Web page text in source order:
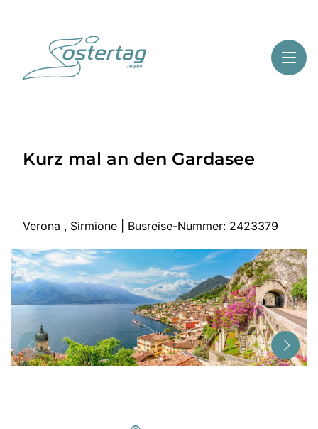
Highlights
Start
Mehrtagesreisen
Tagesreisen
Bus anmieten
Service
Kurz mal an den Gardasee
Verona , Sirmione | Busreise-Nummer: 2423379